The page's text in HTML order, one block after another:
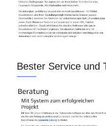
Bester Service und